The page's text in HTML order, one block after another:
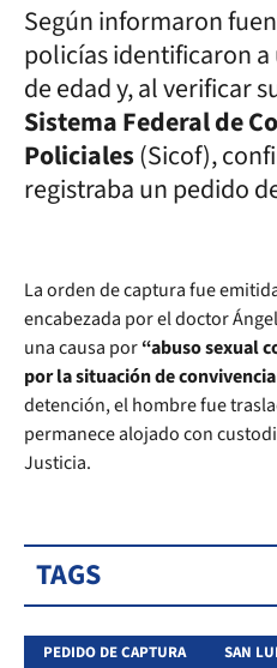
Según informaron
policías identificaron
de edad y, al verificar
Sistema Federal de
Policiales(Sicof),
registraba un pedido
La orden de captura fue
encabezada por el doctor
una causa por“abuso sexual
por la situación de
detención, el hombre fue
permanece alojado con
Justicia.
TAGS
PEDIDO DE CAPTURA SAN